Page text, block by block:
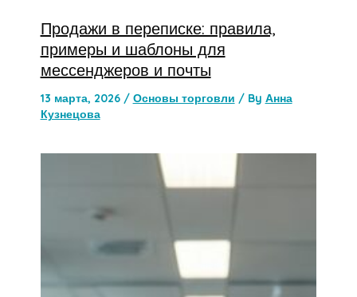
Продажи в переписке: правила,
примеры и шаблоны для
мессенджеров и почты
13 марта, 2026 / Основы торговли / By Анна
Кузнецова